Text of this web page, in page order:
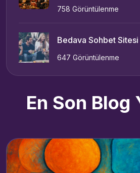
758 Görüntülenme
Bedava Sohbet Sitesi
647 Görüntülenme
En Son Blog